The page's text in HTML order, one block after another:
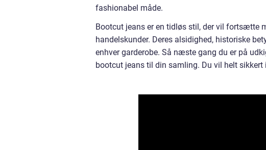
fashionabel måde.
Bootcut jeans er en tidløs stil, der vil fortsætte
handelskunder. Deres alsidighed, historiske
enhver garderobe. Så næste gang du er på
bootcut jeans til din samling. Du vil helt sikkert